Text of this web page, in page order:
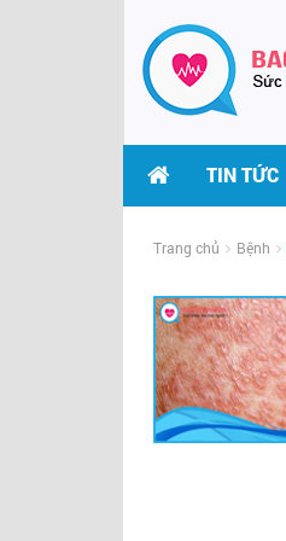
TIN TỨC
Trang chủ Bệnh